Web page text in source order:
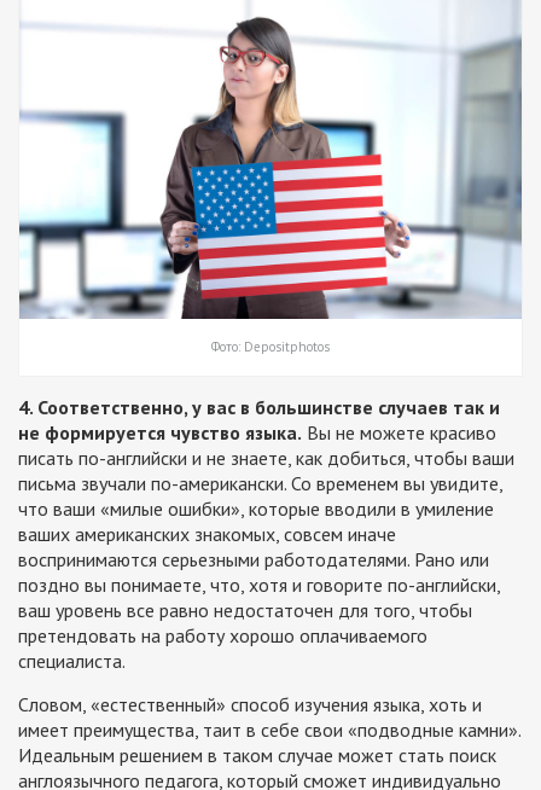
Фото: Depositphotos
4. Соответственно, у вас в большинстве случаев так и
не формируется чувство языка. Вы не можете красиво
писать по-английски и не знаете, как добиться, чтобы ваши
письма звучали по-американски. Со временем вы увидите,
что ваши «милые ошибки», которые вводили в умиление
ваших американских знакомых, совсем иначе
воспринимаются серьезными работодателями. Рано или
поздно вы понимаете, что, хотя и говорите по-английски,
ваш уровень все равно недостаточен для того, чтобы
претендовать на работу хорошо оплачиваемого
специалиста.
Словом, «естественный» способ изучения языка, хоть и
имеет преимущества, таит в себе свои «подводные камни».
Идеальным решением в таком случае может стать поиск
англоязычного педагога, который сможет индивидуально